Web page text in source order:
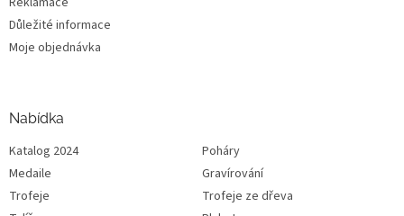
Důležité informace
Moje objednávka
Nabídka
Katalog 2024
Poháry
Medaile
Gravírování
Trofeje
Trofeje ze dřeva